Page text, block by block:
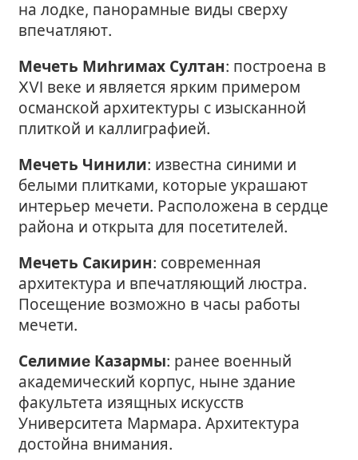
на лодке, панорамные виды сверху
впечатляют.
Мечеть Миhrимах Султан: построена в
XVI веке и является ярким примером
османской архитектуры с изысканной
плиткой и каллиграфией.
Мечеть Чинили: известна синими и
белыми плитками, которые украшают
интерьер мечети. Расположена в сердце
района и открыта для посетителей.
Мечеть Сакирин: современная
архитектура и впечатляющий люстра.
Посещение возможно в часы работы
мечети.
Селимиe Казармы: ранее военный
академический корпус, ныне здание
факультета изящных искусств
Университета Мармара. Архитектура
достойна внимания.